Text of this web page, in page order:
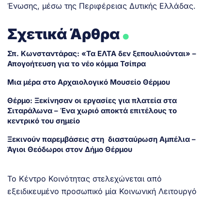
Ένωσης, μέσω της Περιφέρειας Δυτικής Ελλάδας.
Σχετικά Άρθρα.
Σπ. Κωνσταντάρας: «Τα ΕΛΤΑ δεν ξεπουλιούνται» –
Απογοήτευση για το νέο κόμμα Τσίπρα
Μια μέρα στο Αρχαιολογικό Μουσείο Θέρμου
Θέρμο: Ξεκίνησαν οι εργασίες για πλατεία στα
Σιταράλωνα – Ένα χωριό αποκτά επιτέλους το
κεντρικό του σημείο
Ξεκινούν παρεμβάσεις στη διασταύρωση Αμπέλια –
Άγιοι Θεόδωροι στον Δήμο Θέρμου
Το Κέντρο Κοινότητας στελεχώνεται από
εξειδικευμένο προσωπικό μία Κοινωνική Λειτουργό